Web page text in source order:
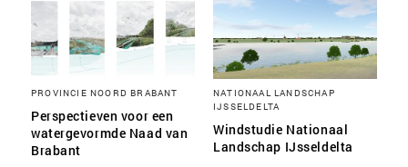
PROVINCIE NOORD BRABANT
Perspectieven voor een
watergevormde Naad van
Brabant
NATIONAAL LANDSCHAP
IJSSELDELTA
Windstudie Nationaal
Landschap IJsseldelta